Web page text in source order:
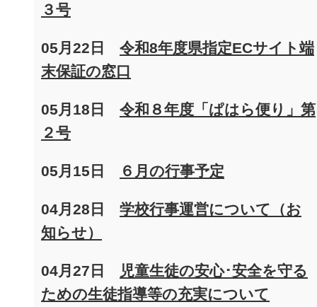
３号
05月22日 令和8年度県指定ECサイト端
末保証の窓口
05月18日 令和８年度「ぱはら便り」第
２号
05月15日 ６月の行事予定
04月28日 学校行事運営について（お
知らせ）
04月27日
児童生徒の安心･安全を守る
ための生徒指導等の充実について